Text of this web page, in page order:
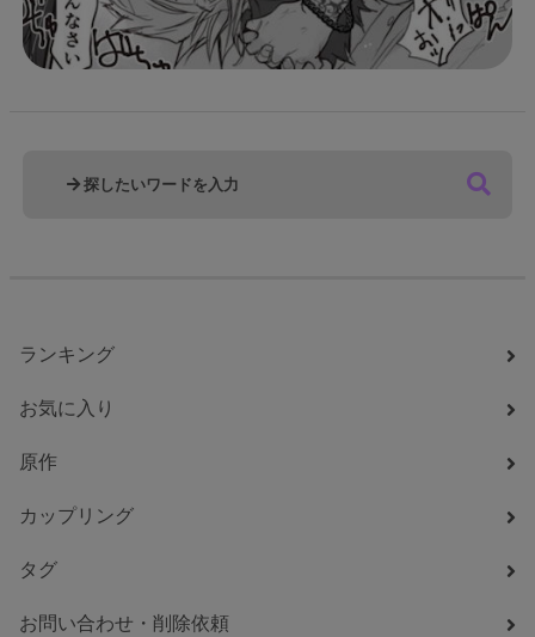
ランキング
お気に入り
原作
カップリング
タグ
お問い合わせ・削除依頼